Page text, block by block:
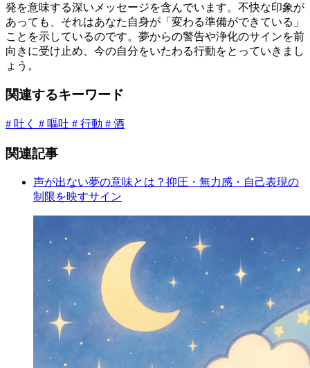
発を意味する深いメッセージを含んでいます。不快な印象が
あっても、それはあなた自身が「変わる準備ができている」
ことを示しているのです。夢からの警告や浄化のサインを前
向きに受け止め、今の自分をいたわる行動をとっていきまし
ょう。
関連するキーワード
# 吐く # 嘔吐 # 行動 # 酒
関連記事
声が出ない夢の意味とは？抑圧・無力感・自己表現の
制限を映すサイン